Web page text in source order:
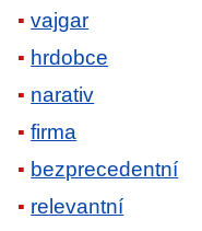
vajgar
hrdobce
narativ
firma
bezprecedentní
relevantní